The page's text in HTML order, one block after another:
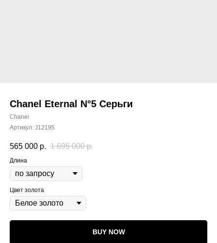
Chanel Eternal N°5 Серьги
Chanel
Артикул: J12195
565 000 р. 1 695 000 р.
Длина
Цвет золота
BUY NOW